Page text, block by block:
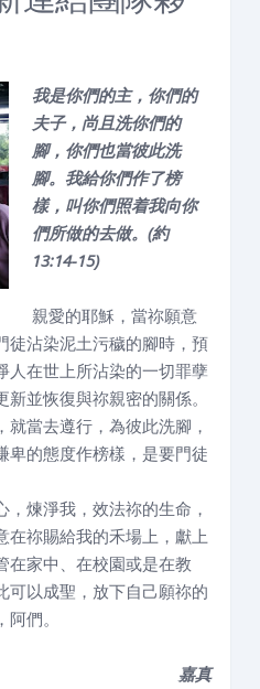
我是你們的主，你們的
夫子，尚且洗你們的
腳，你們也當彼此洗
腳。我給你們作了榜
樣，叫你們照着我向你
們所做的去做。(約
13:14-15)
親愛的耶穌，當祢願意
徒沾染泥土污穢的腳時，預
人在世上所沾染的一切罪孽
並恢復與祢親密的關係。
當去遵行，為彼此洗腳，
卑的態度作榜樣，是要門徒
煉淨我，效法祢的生命，
在祢賜給我的禾場上，獻上
在家中、在校園或是在教
可以成聖，放下自己願祢的
們。
嘉真